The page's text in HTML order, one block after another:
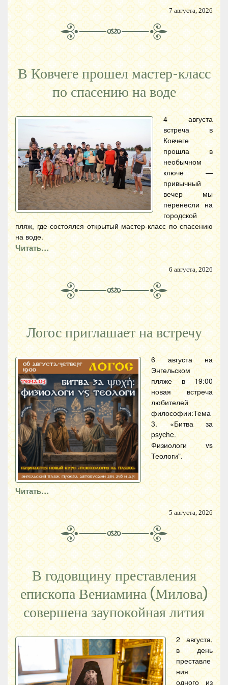
7 августа, 2026
В Ковчеге прошел мастер-класс
по спасению на воде
4 августа
встреча в
Ковчеге
прошла в
необычном
ключе —
привычный
вечер мы
перенесли на
городской
пляж, где состоялся открытый мастер-класс по спасению
на воде.
Читать…
6 августа, 2026
Логос приглашает на встречу
6 августа на
Энгельском
пляже в 19:00
новая встреча
любителей
философии:Тема
3. «Битва за
psyche.
Физиологи vs
Теологи".
Читать…
5 августа, 2026
В годовщину преставления
епископа Вениамина (Милова)
совершена заупокойная лития
2 августа,
в день
преставле
ния
одного из